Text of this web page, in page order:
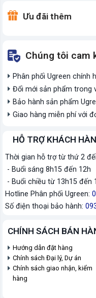
Ưu đãi thêm
Chúng tôi cam
Phân phối Ugreen chính
Đổi mới sản phẩm trong
Bảo hành sản phẩm
Giao hàng miễn phí với
HỖ TRỢ KHÁCH
Thời gian hỗ trợ từ thứ 2
- Buổi sáng 8h15 đến 12h
- Buổi chiều từ 13h15 đến
Hotline Phân phối Ugreen:
Số điện thoại bảo hành:
CHÍNH SÁCH BÁN
Hướng dẫn đặt hàng
Chính sách Đại lý, Dự án
Chính sách giao nhận, kiểm
hàng